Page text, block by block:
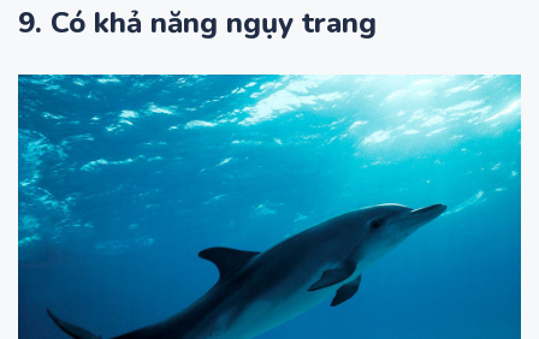
9. Có khả năng ngụy trang